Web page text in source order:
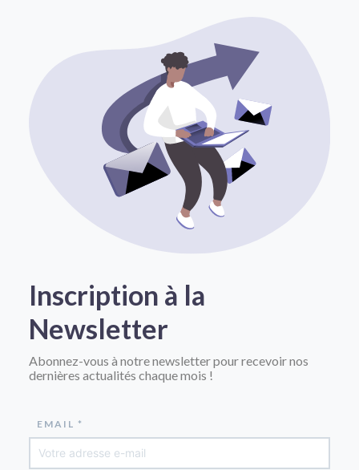
Inscription à la
Newsletter
Abonnez-vous à notre newsletter pour recevoir nos
dernières actualités chaque mois !
EMAIL *